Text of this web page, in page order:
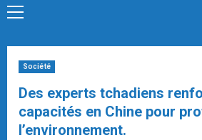
Primary
Société
Des experts tchadiens
capacités en Chine pour
l’environnement.